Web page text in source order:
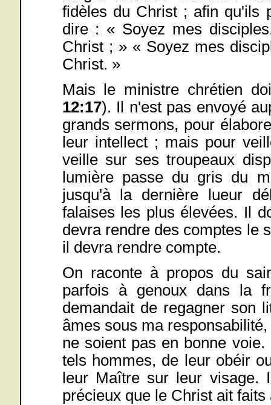
fidèles du Christ ; afin qu'ils
dire : « Soyez mes
Christ ; » « Soyez mes
Christ. »
Mais le ministre chrétien
12:17). Il n'est pas envoyé
grands sermons, pour
leur intellect ; mais pour
veille sur ses troupeaux
lumière passe du gris du
jusqu'à la dernière lueur
falaises les plus élevées. Il
devra rendre des comptes le
il devra rendre compte.
On raconte à propos du
parfois à genoux dans la
demandait de regagner son
âmes sous ma
ne soient pas en bonne
tels hommes, de leur obéir
leur Maître sur leur visage.
précieux que le Christ ait faits